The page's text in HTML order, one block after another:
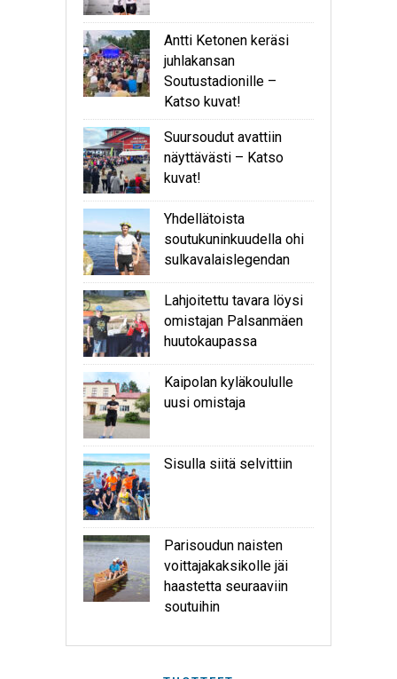
Antti Ketonen keräsi
juhlakansan
Soutustadionille –
Katso kuvat!
Suursoudut avattiin
näyttävästi – Katso
kuvat!
Yhdellätoista
soutukuninkuudella ohi
sulkavalaislegendan
Lahjoitettu tavara löysi
omistajan Palsanmäen
huutokaupassa
Kaipolan kyläkoululle
uusi omistaja
Sisulla siitä selvittiin
Parisoudun naisten
voittajakaksikolle jäi
haastetta seuraaviin
soutuihin